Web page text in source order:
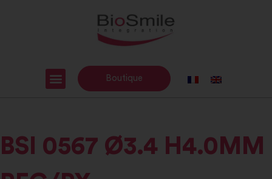
Boutique
BSI 0567 Ø3.4 H4.0MM